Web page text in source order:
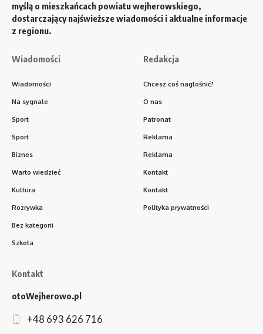
myślą o mieszkańcach powiatu wejherowskiego,
dostarczający najświeższe wiadomości i aktualne informacje
z regionu.
Wiadomości
Wiadomości
Na sygnale
Sport
Sport
Biznes
Warto wiedzieć
Kultura
Rozrywka
Bez kategorii
Szkoła
Redakcja
Chcesz coś nagłośnić?
O nas
Patronat
Reklama
Reklama
Kontakt
Kontakt
Polityka prywatności
Kontakt
otoWejherowo.pl
+48 693 626 716